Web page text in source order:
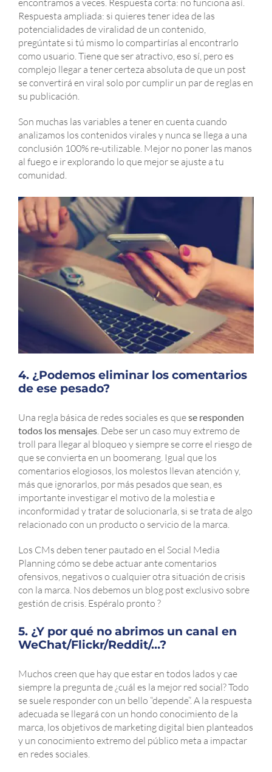
encontramos a veces. Respuesta corta: no funciona así.
Respuesta ampliada: si quieres tener idea de las
potencialidades de viralidad de un contenido,
pregúntate si tú mismo lo compartirías al encontrarlo
como usuario. Tiene que ser atractivo, eso sí, pero es
complejo llegar a tener certeza absoluta de que un post
se convertirá en viral solo por cumplir un par de reglas en
su publicación.
Son muchas las variables a tener en cuenta cuando
analizamos los contenidos virales y nunca se llega a una
conclusión 100% re-utilizable. Mejor no poner las manos
al fuego e ir explorando lo que mejor se ajuste a tu
comunidad.
4. ¿Podemos eliminar los comentarios
de ese pesado?
Una regla básica de redes sociales es quese responden
todos los mensajes. Debe ser un caso muy extremo de
troll para llegar al bloqueo y siempre se corre el riesgo de
que se convierta en un boomerang. Igual que los
comentarios elogiosos, los molestos llevan atención y,
más que ignorarlos, por más pesados que sean, es
importante investigar el motivo de la molestia e
inconformidad y tratar de solucionarla, si se trata de algo
relacionado con un producto o servicio de la marca.
Los CMs deben tener pautado en el Social Media
Planning cómo se debe actuar ante comentarios
ofensivos, negativos o cualquier otra situación de crisis
con la marca. Nos debemos un blog post exclusivo sobre
gestión de crisis. Espéralo pronto ?
5. ¿Y por qué no abrimos un canal en
WeChat/Flickr/Reddit/…?
Muchos creen que hay que estar en todos lados y cae
siempre la pregunta de ¿cuál es la mejor red social? Todo
se suele responder con un bello “depende”. A la respuesta
adecuada se llegará con un hondo conocimiento de la
marca, los objetivos de marketing digital bien planteados
y un conocimiento extremo del público meta a impactar
en redes sociales.